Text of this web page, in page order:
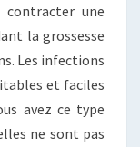
contracter une
la grossesse
Les infections
et faciles
avez ce type
ne sont pas